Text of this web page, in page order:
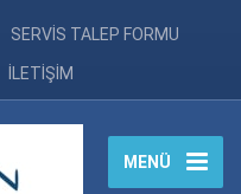
SERVİS TALEP FORMU
İLETİŞİM
MENÜ